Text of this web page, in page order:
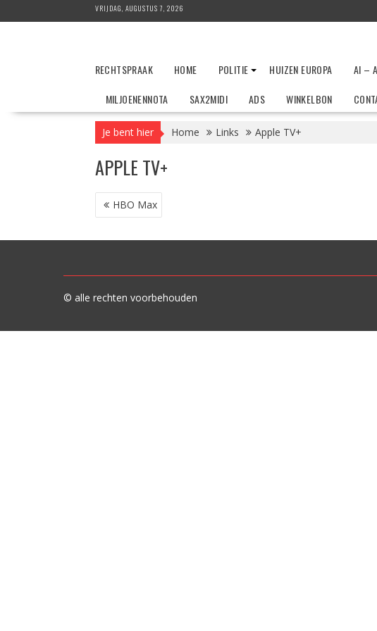
naar
VRIJDAG, AUGUSTUS 7, 2026
RECHTSPRAAK HOME POLITIE HUIZEN EUROPA AI –
MILJOENENNOTA
SAX2MIDI ADS WINKELBON
Je bent hier Home Links Apple TV+
APPLE TV+
BERICHT
NAVIGATIE
HBO Max
© alle rechten voorbehouden